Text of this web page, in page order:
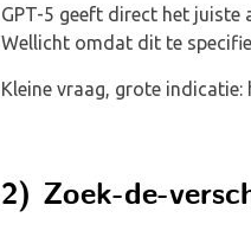
GPT-5 geeft direct het juiste
Wellicht omdat dit te
Kleine vraag, grote
2) Zoek-de-